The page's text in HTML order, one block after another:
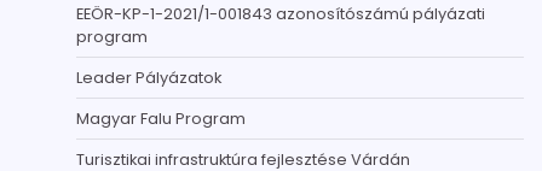
EEÖR-KP-1-2021/1-001843 azonosítószámú pályázati
program
Leader Pályázatok
Magyar Falu Program
Turisztikai infrastruktúra fejlesztése Várdán